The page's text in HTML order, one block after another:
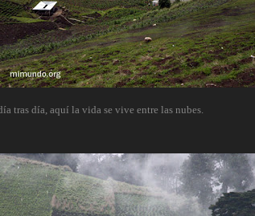
tras día, aquí la vida se vive entre las nubes.